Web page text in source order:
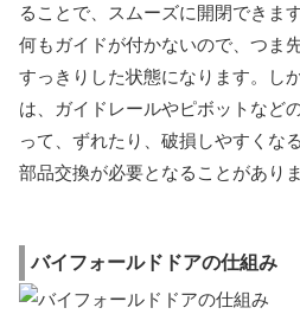
ることで、スムーズに開閉できま
何もガイドが付かないので、つま
すっきりした状態になります。し
は、ガイドレールやピボットなど
って、ずれたり、破損しやすくな
部品交換が必要となることがありま
バイフォールドドアの仕組み